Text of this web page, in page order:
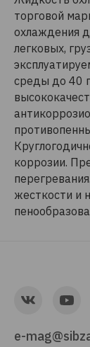
торговой
охлаждения
легковых,
среды до 40
коррозии.
жесткости и
e-